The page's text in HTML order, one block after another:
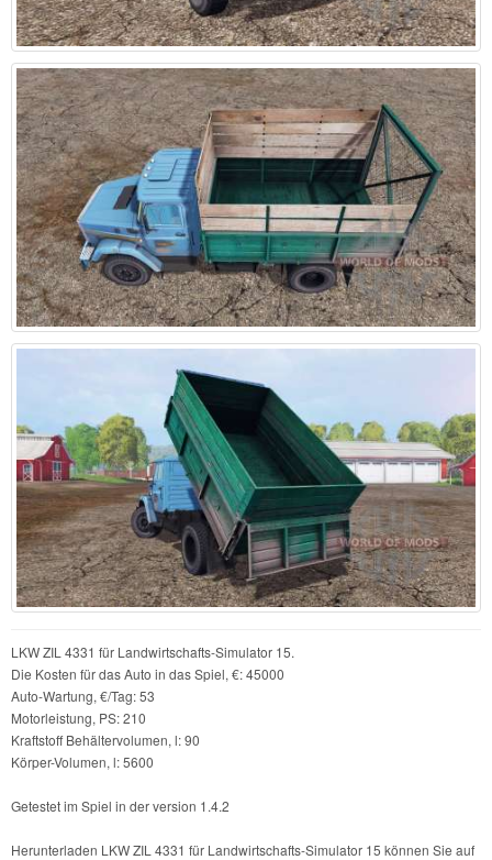
LKW ZIL 4331 für Landwirtschafts-Simulator 15.
Die Kosten für das Auto in das Spiel, €: 45000
Auto-Wartung, €/Tag: 53
Motorleistung, PS: 210
Kraftstoff Behältervolumen, l: 90
Körper-Volumen, l: 5600
Getestet im Spiel in der version 1.4.2
Herunterladen LKW ZIL 4331 für Landwirtschafts-Simulator 15 können Sie auf